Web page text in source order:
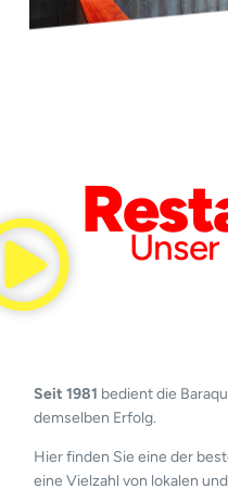
Seit 1981 bedient die
demselben Erfolg.
Hier finden Sie eine der
eine Vielzahl von lokalen